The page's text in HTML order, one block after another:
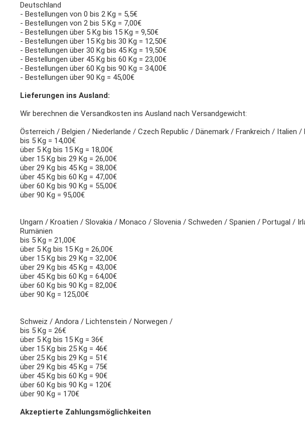
Deutschland
- Bestellungen von 0 bis 2 Kg = 5,5€
- Bestellungen von 2 bis 5 Kg = 7,00€
- Bestellungen über 5 Kg bis 15 Kg = 9,50€
- Bestellungen über 15 Kg bis 30 Kg = 12,50€
- Bestellungen über 30 Kg bis 45 Kg = 19,50€
- Bestellungen über 45 Kg bis 60 Kg = 23,00€
- Bestellungen über 60 Kg bis 90 Kg = 34,00€
- Bestellungen über 90 Kg = 45,00€
Lieferungen ins Ausland:
Wir berechnen die Versandkosten ins Ausland nach Versandgewicht:
Österreich / Belgien / Niederlande / Czech Republic / Dänemark / Frankreich / Italien /
bis 5 Kg = 14,00€
über 5 Kg bis 15 Kg = 18,00€
über 15 Kg bis 29 Kg = 26,00€
über 29 Kg bis 45 Kg = 38,00€
über 45 Kg bis 60 Kg = 47,00€
über 60 Kg bis 90 Kg = 55,00€
über 90 Kg = 95,00€
Ungarn / Kroatien / Slovakia / Monaco / Slovenia / Schweden / Spanien / Portugal /
Rumänien
bis 5 Kg = 21,00€
über 5 Kg bis 15 Kg = 26,00€
über 15 Kg bis 29 Kg = 32,00€
über 29 Kg bis 45 Kg = 43,00€
über 45 Kg bis 60 Kg = 64,00€
über 60 Kg bis 90 Kg = 82,00€
über 90 Kg = 125,00€
Schweiz / Andora / Lichtenstein / Norwegen /
bis 5 Kg = 26€
über 5 Kg bis 15 Kg = 36€
über 15 Kg bis 25 Kg = 46€
über 25 Kg bis 29 Kg = 51€
über 29 Kg bis 45 Kg = 75€
über 45 Kg bis 60 Kg = 90€
über 60 Kg bis 90 Kg = 120€
über 90 Kg = 170€
Akzeptierte Zahlungsmöglichkeiten